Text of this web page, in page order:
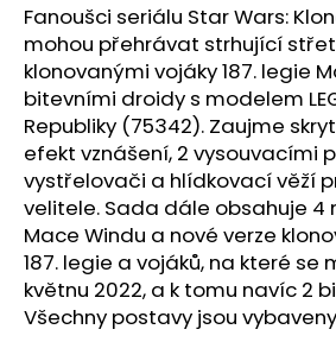
Fanoušci seriálu Star Wars:
mohou přehrávat strhující
klonovanými vojáky 187. legie
bitevními droidy s modelem
Republiky (75342). Zaujme
efekt vznášení, 2 vysouvacími
vystřelovači a hlídkovací věží
velitele. Sada dále obsahuje 4
Mace Windu a nové verze
187. legie a vojáků, na které se
květnu 2022, a k tomu navíc 2
Všechny postavy jsou
HLEDAT
D
o
p
o
r
u
č
u